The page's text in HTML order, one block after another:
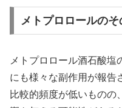
メトプロロールの
メトプロロール酒石酸
にも様々な副作用が報告
比較的頻度が低いものの